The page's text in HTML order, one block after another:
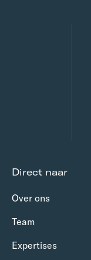
Direct naar
Over ons
Team
Expertises